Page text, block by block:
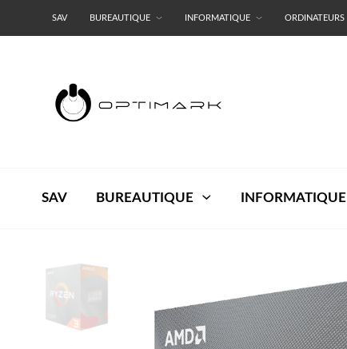
SAV BUREAUTIQUE INFORMATIQUE ORDINATEURS
SAV BUREAUTIQUE INFORMATIQUE